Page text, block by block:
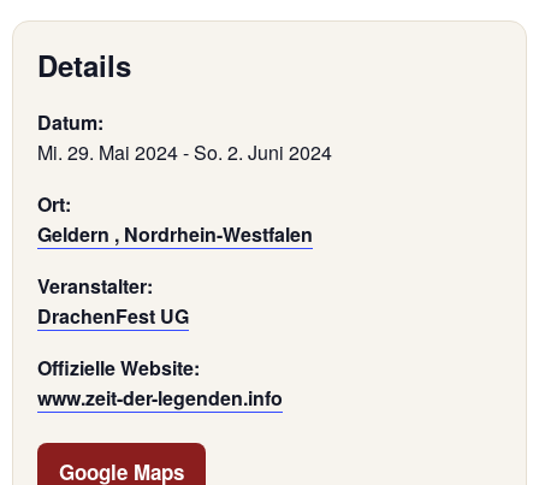
Details
Datum:
Mi. 29. Mai 2024-So. 2. Juni 2024
Ort:
Geldern , Nordrhein-Westfalen
Veranstalter:
DrachenFest UG
Offizielle Website:
www.zeit-der-legenden.info
Google Maps